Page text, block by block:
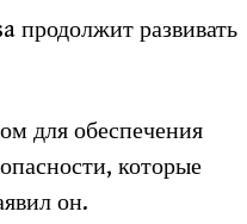
продолжит развивать
для обеспечения
которые
он.